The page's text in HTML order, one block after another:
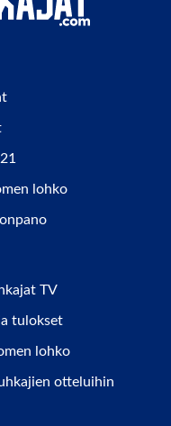
lohko
TV
tulokset
lohko
otteluihin